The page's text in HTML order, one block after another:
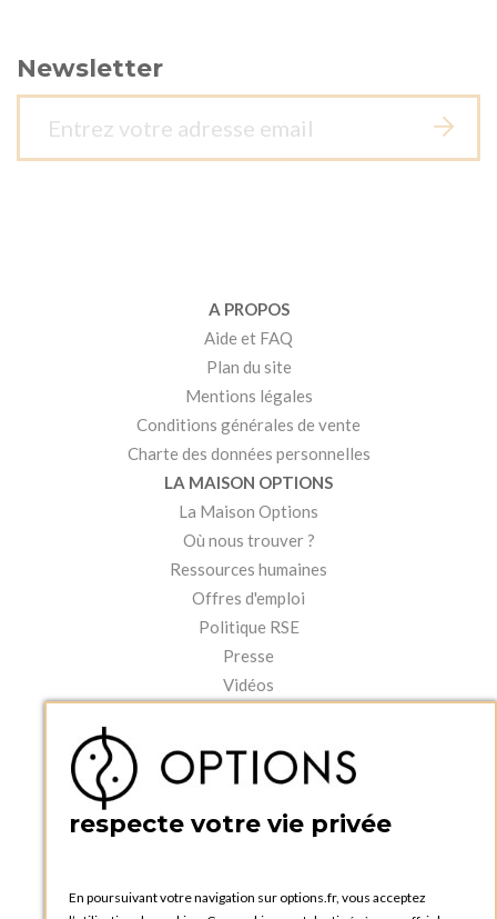
Newsletter
A PROPOS
Aide et FAQ
Plan du site
Mentions légales
Conditions générales de vente
Charte des données personnelles
LA MAISON OPTIONS
La Maison Options
Où nous trouver ?
Ressources humaines
Offres d'emploi
Politique RSE
Presse
Vidéos
Ma liste d'envies
PRATIQUE
respecte votre vie privée
En poursuivant votre navigation sur options.fr, vous acceptez